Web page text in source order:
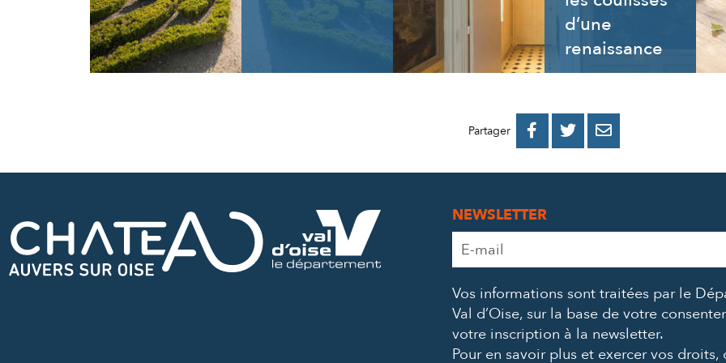
d’une
renaissance
Partager 
PARTAGER
PARTAGER
PARTAGER
NEWSLETTER
Adresse
e-
*
Vos informations sont traitées par le
Val d’Oise, sur la base de votre
votre inscription à la newsletter.
Pour en savoir plus et exercer vos droits,